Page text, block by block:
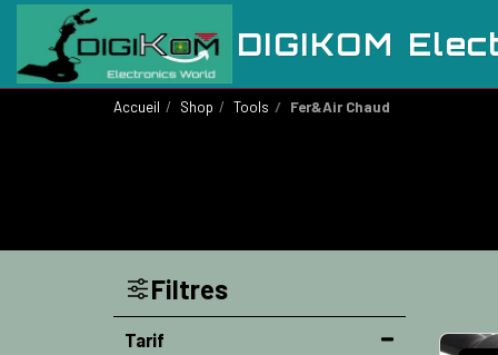
DIGIKOM
Accueil Shop Tools Fer&Air Chaud
Filtres
Tarif